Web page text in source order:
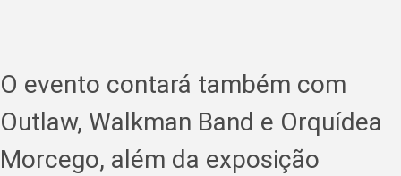
O evento contará também com
Outlaw, Walkman Band e Orquídea
Morcego, além da exposição